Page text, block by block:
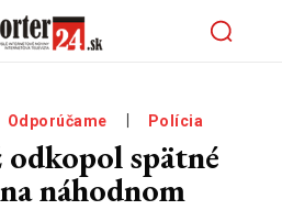
Odporúčame Polícia
spätné
náhodnom